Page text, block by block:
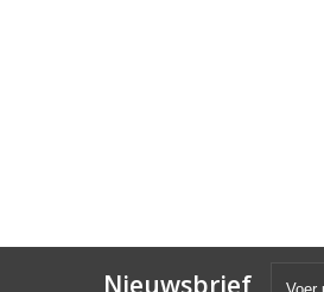
Nieuwsbrief